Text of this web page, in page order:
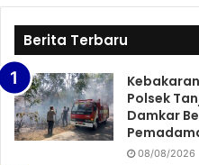
Berita Terbaru
Polsek
Damkar
08/08/2026